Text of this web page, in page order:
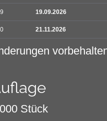
19.09.2026
21.11.2026
Stück